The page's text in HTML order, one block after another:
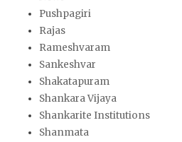
Pushpagiri
Rajas
Rameshvaram
Sankeshvar
Shakatapuram
Shankara Vijaya
Shankarite Institutions
Shanmata